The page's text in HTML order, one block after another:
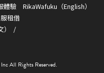
All Rights Reserved.
體驗
租借
）
RikaWafuku（English）